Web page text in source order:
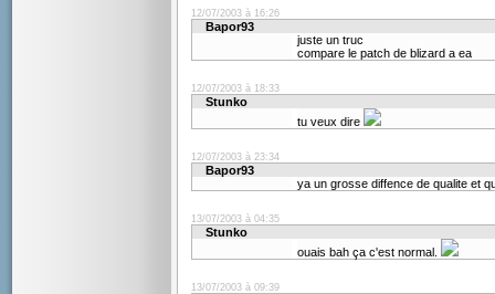
12/07/2003 à 16:26
Bapor93
juste un truc
compare le patch de blizard a ea
12/07/2003 à 18:33
Stunko
tu veux dire
12/07/2003 à 23:34
Bapor93
ya un grosse diffence de qualite et
13/07/2003 à 04:35
Stunko
ouais bah ça c'est normal.
13/07/2003 à 09:39